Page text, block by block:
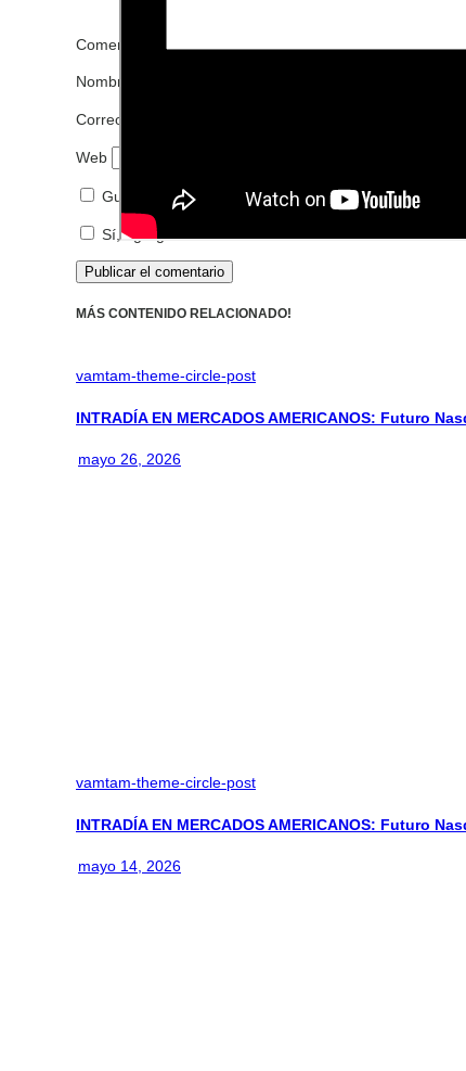
Comentario
Nombre
Correo electrónico
Web
Guarda mi nombre, correo electrónico y web en
Sí, agrégame a tu lista de correos.
MÁS CONTENIDO RELACIONADO!
vamtam-theme-circle-post
INTRADÍA EN MERCADOS AMERICANOS: Futuro
mayo 26, 2026
vamtam-theme-circle-post
INTRADÍA EN MERCADOS AMERICANOS: Futuro
mayo 14, 2026